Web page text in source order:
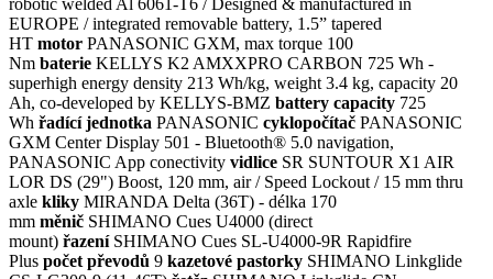
EUROPE / integrated removable battery, 1.5” tapered
HT motor PANASONIC GXM, max torque 100
Nm baterie KELLYS K2 AMXXPRO CARBON 725 Wh -
superhigh energy density 213 Wh/kg, weight 3.4 kg, capacity 20
Ah, co-developed by KELLYS-BMZ battery capacity 725
Wh řadící jednotka PANASONIC cyklopočítač PANASONIC
GXM Center Display 501 - Bluetooth® 5.0 navigation,
PANASONIC App conectivity vidlice SR SUNTOUR X1 AIR
LOR DS (29") Boost, 120 mm, air / Speed Lockout / 15 mm thru
axle kliky MIRANDA Delta (36T) - délka 170
mm měnič SHIMANO Cues U4000 (direct
mount) řazeníSHIMANO Cues SL-U4000-9R Rapidfire
Plus počet převodů 9 kazetové pastorky SHIMANO Linkglide